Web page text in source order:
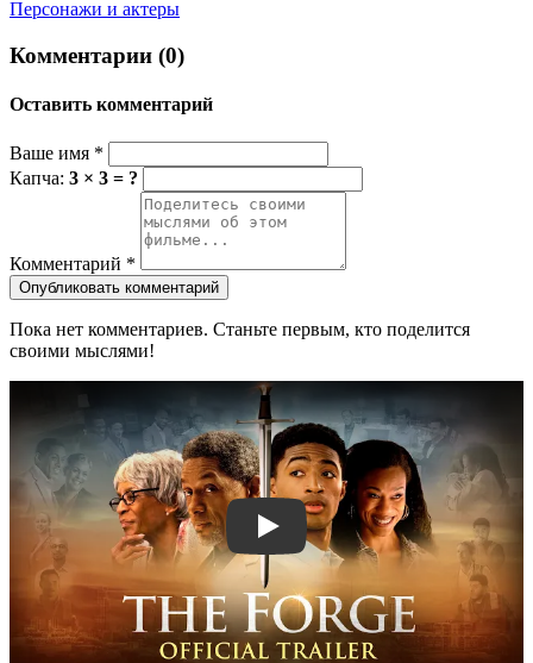
Персонажи и актеры
Комментарии (0)
Оставить комментарий
Ваше имя *
Капча: 3 × 3 = ?
Комментарий *
Опубликовать комментарий
Пока нет комментариев. Станьте первым, кто поделится
своими мыслями!
Смотреть трейлер